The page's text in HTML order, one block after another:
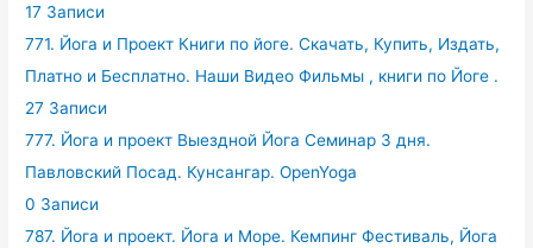
17 Записи
771. Йога и Проект Книги по йоге. Скачать, Купить, Издать,
Платно и Бесплатно. Наши Видео Фильмы , книги по Йоге .
27 Записи
777. Йога и проект Выездной Йога Семинар 3 дня.
Павловский Посад. Кунсангар. OpenYoga
0 Записи
787. Йога и проект. Йога и Море. Кемпинг Фестиваль, Йога